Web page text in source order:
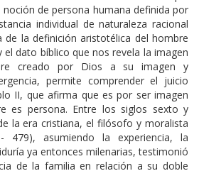
de persona humana definida por
individual de naturaleza racional
de la definición aristotélica del hombre
dato bíblico que nos revela la imagen
creado por Dios a su imagen y
permite comprender el juicio
II, que afirma que es por ser imagen
es persona. Entre los siglos sexto y
la era cristiana, el filósofo y moralista
479), asumiendo la experiencia, la
ya entonces milenarias, testimonió
de la familia en relación a su doble